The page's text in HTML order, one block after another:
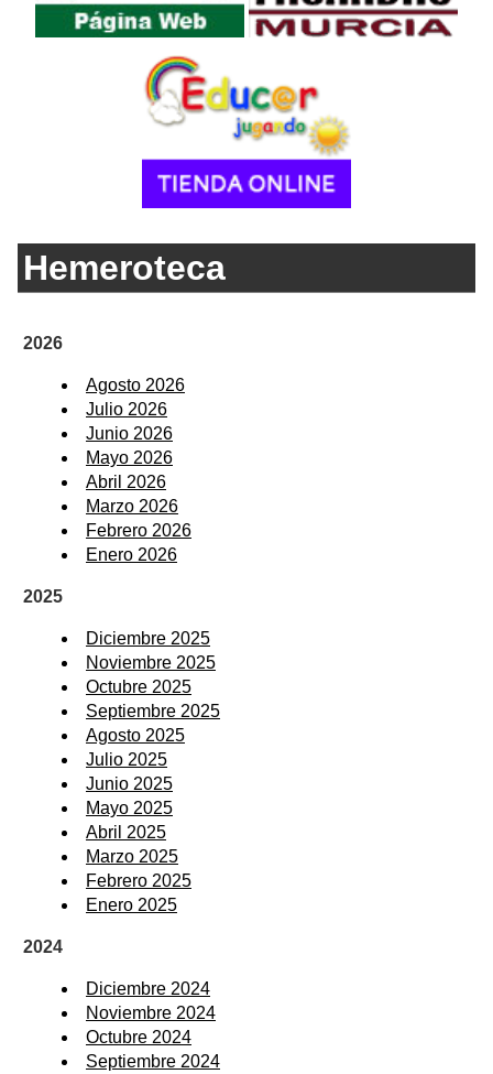
Hemeroteca
2026
Agosto 2026
Julio 2026
Junio 2026
Mayo 2026
Abril 2026
Marzo 2026
Febrero 2026
Enero 2026
2025
Diciembre 2025
Noviembre 2025
Octubre 2025
Septiembre 2025
Agosto 2025
Julio 2025
Junio 2025
Mayo 2025
Abril 2025
Marzo 2025
Febrero 2025
Enero 2025
2024
Diciembre 2024
Noviembre 2024
Octubre 2024
Septiembre 2024